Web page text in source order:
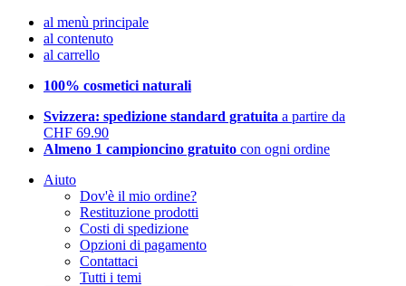
al menù principale
al contenuto
al carrello
100% cosmetici naturali
Svizzera: spedizione standard gratuita a partire da
CHF 69.90
Almeno 1 campioncino gratuito con ogni ordine
Aiuto
Dov'è il mio ordine?
Restituzione prodotti
Costi di spedizione
Opzioni di pagamento
Contattaci
Tutti i temi